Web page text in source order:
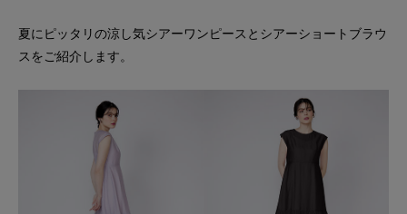
夏にピッタリの涼し気シアーワンピースとシアーショートブラウ
スをご紹介します。